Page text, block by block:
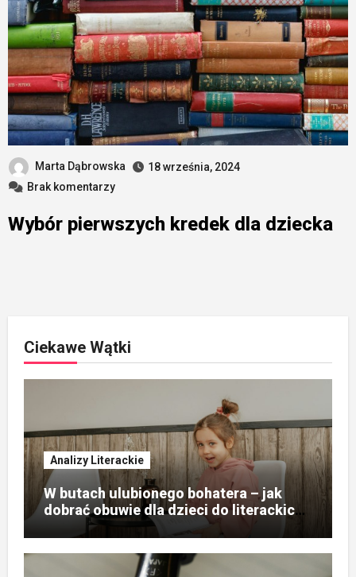
Marta Dąbrowska
18 września, 2024
Brak komentarzy
Wybór pierwszych kredek dla dziecka
Ciekawe Wątki
Analizy Literackie
W butach ulubionego bohatera – jak
dobrać obuwie dla dzieci do literackich
przygód?